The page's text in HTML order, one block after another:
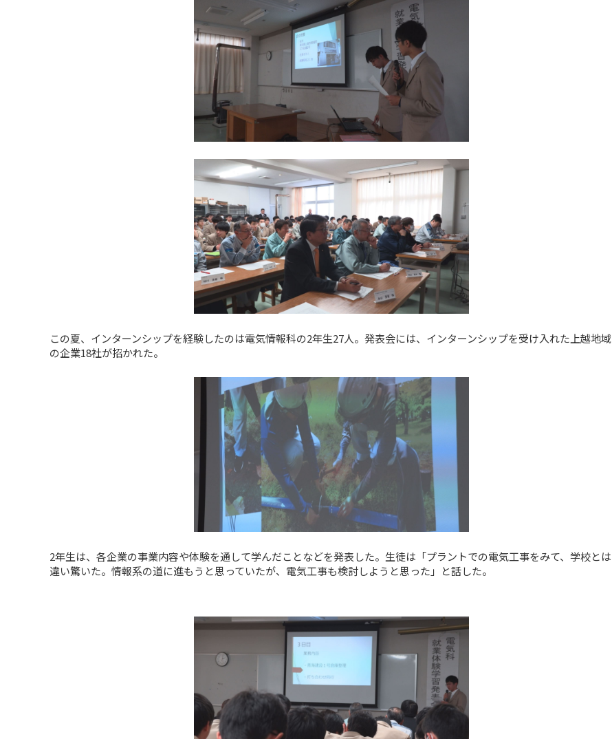
この夏、インターンシップを経験したのは電気情報科の2年生27人。発表会には、インターンシップを受け入れた上越地域
の企業18社が招かれた。
2年生は、各企業の事業内容や体験を通して学んだことなどを発表した。生徒は「プラントでの電気工事をみて、学校とは
違い驚いた。情報系の道に進もうと思っていたが、電気工事も検討しようと思った」と話した。